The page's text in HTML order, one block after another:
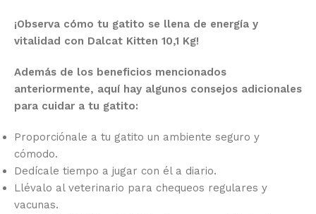
¡Observa cómo tu gatito se llena de energía y
vitalidad con Dalcat Kitten 10,1 Kg!
Además de los beneficios mencionados
anteriormente, aquí hay algunos consejos adicionales
para cuidar a tu gatito:
Proporciónale a tu gatito un ambiente seguro y
cómodo.
Dedícale tiempo a jugar con él a diario.
Llévalo al veterinario para chequeos regulares y
vacunas.